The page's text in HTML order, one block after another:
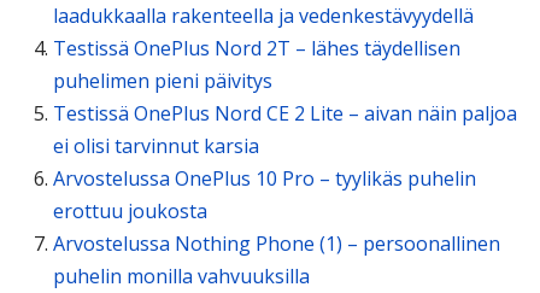
laadukkaalla rakenteella ja vedenkestävyydellä
Testissä OnePlus Nord 2T – lähes täydellisen
puhelimen pieni päivitys
Testissä OnePlus Nord CE 2 Lite – aivan näin paljoa
ei olisi tarvinnut karsia
Arvostelussa OnePlus 10 Pro – tyylikäs puhelin
erottuu joukosta
Arvostelussa Nothing Phone (1) – persoonallinen
puhelin monilla vahvuuksilla